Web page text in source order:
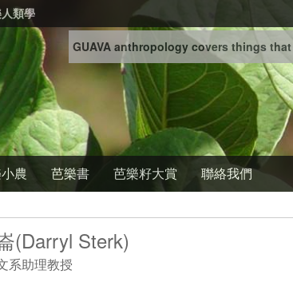
人類學
GUAVA anthropology covers things
農 芭樂書 芭樂籽大賞 聯絡我們
(Darryl Sterk)
系助理教授